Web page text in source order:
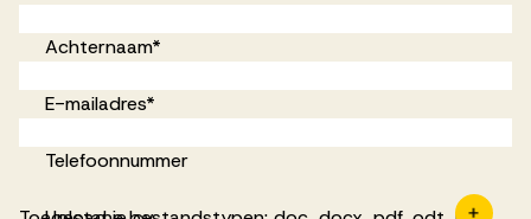
Achternaam*
E-mailadres*
Telefoonnummer